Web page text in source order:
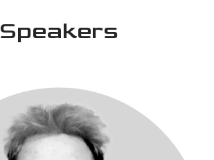
Speakers